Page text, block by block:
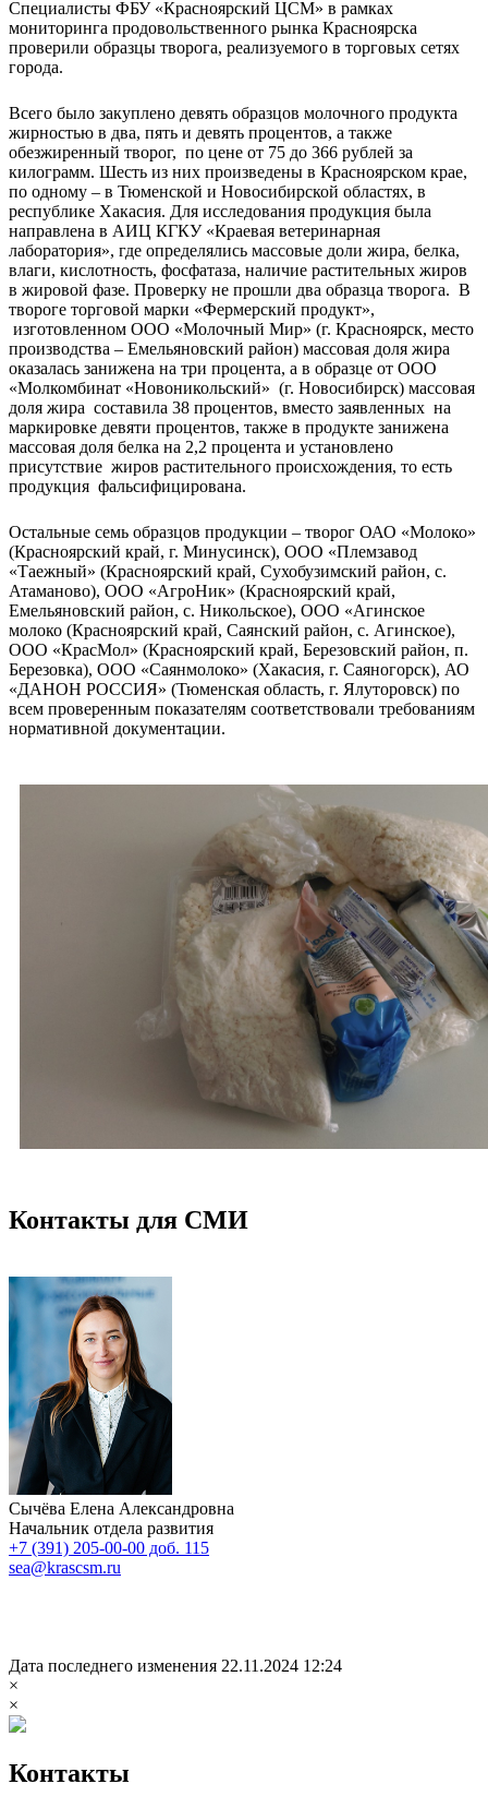
Специалисты ФБУ «Красноярский ЦСМ» в рамках
мониторинга продовольственного рынка Красноярска
проверили образцы творога, реализуемого в торговых сетях
города.
Всего было закуплено девять образцов молочного продукта
жирностью в два, пять и девять процентов, а также
обезжиренный творог, по цене от 75 до 366 рублей за
килограмм. Шесть из них произведены в Красноярском крае,
по одному – в Тюменской и Новосибирской областях, в
республике Хакасия. Для исследования продукция была
направлена в АИЦ КГКУ «Краевая ветеринарная
лаборатория», где определялись массовые доли жира, белка,
влаги, кислотность, фосфатаза, наличие растительных жиров
в жировой фазе. Проверку не прошли два образца творога. В
твороге торговой марки «Фермерский продукт»,
изготовленном ООО «Молочный Мир» (г. Красноярск, место
производства – Емельяновский район) массовая доля жира
оказалась занижена на три процента, а в образце от ООО
«Молкомбинат «Новоникольский» (г. Новосибирск) массовая
доля жира составила 38 процентов, вместо заявленных на
маркировке девяти процентов, также в продукте занижена
массовая доля белка на 2,2 процента и установлено
присутствие жиров растительного происхождения, то есть
продукция фальсифицирована.
Остальные семь образцов продукции – творог ОАО «Молоко»
(Красноярский край, г. Минусинск), ООО «Племзавод
«Таежный» (Красноярский край, Сухобузимский район, с.
Атаманово), ООО «АгроНик» (Красноярский край,
Емельяновский район, с. Никольское), ООО «Агинское
молоко (Красноярский край, Саянский район, с. Агинское),
ООО «КрасМол» (Красноярский край, Березовский район, п.
Березовка), ООО «Саянмолоко» (Хакасия, г. Саяногорск), АО
«ДАНОН РОССИЯ» (Тюменская область, г. Ялуторовск) по
всем проверенным показателям соответствовали требованиям
нормативной документации.
Контакты для СМИ
Сычёва Елена Александровна
Начальник отдела развития
+7 (391) 205-00-00 доб. 115
sea@krascsm.ru
Дата последнего изменения 22.11.2024 12:24
×
×
Контакты